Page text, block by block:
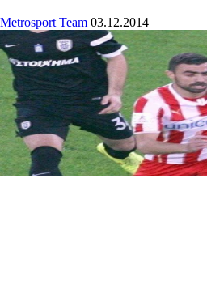
Metrosport Team 03.12.2014